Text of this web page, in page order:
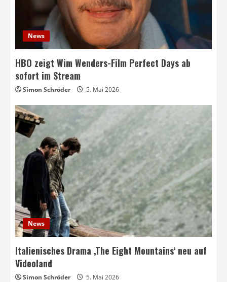
News
HBO zeigt Wim Wenders-Film Perfect Days ab
sofort im Stream
Simon Schröder 5. Mai 2026
News
Italienisches Drama ‚The Eight Mountains‘ neu auf
Videoland
Simon Schröder 5. Mai 2026